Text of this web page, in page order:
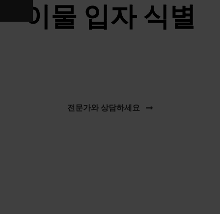
이물 입자 식별
전문가와 상담하세요